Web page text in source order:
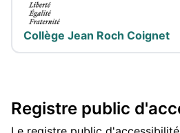
Collège Jean Roch Coignet
Registre public